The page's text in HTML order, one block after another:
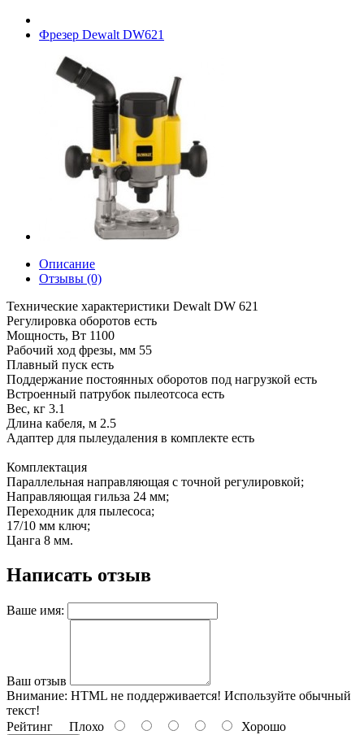
Фрезер Dewalt DW621
Описание
Отзывы (0)
Технические характеристики Dewalt DW 621
Регулировка оборотов есть
Мощность, Вт 1100
Рабочий ход фрезы, мм 55
Плавный пуск есть
Поддержание постоянных оборотов под нагрузкой есть
Встроенный патрубок пылеотсоса есть
Вес, кг 3.1
Длина кабеля, м 2.5
Адаптер для пылеудаления в комплекте есть
Комплектация
Параллельная направляющая с точной регулировкой;
Направляющая гильза 24 мм;
Переходник для пылесоса;
17/10 мм ключ;
Цанга 8 мм.
Написать отзыв
Ваше имя:
Ваш отзыв
Внимание: HTML не поддерживается! Используйте обычный
текст!
Рейтинг Плохо Хорошо